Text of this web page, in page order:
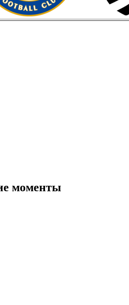
моменты